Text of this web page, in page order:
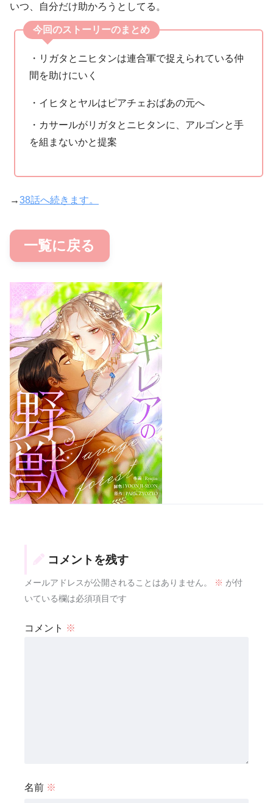
いつ、自分だけ助かろうとしてる。
今回のストーリーのまとめ
・リガタとニヒタンは連合軍で捉えられている仲
間を助けにいく
・イヒタとヤルはピアチェおばあの元へ
・カサールがリガタとニヒタンに、アルゴンと手
を組まないかと提案
→38話へ続きます。
一覧に戻る
コメントを残す
メールアドレスが公開されることはありません。 ※ が付
いている欄は必須項目です
コメント ※
名前 ※